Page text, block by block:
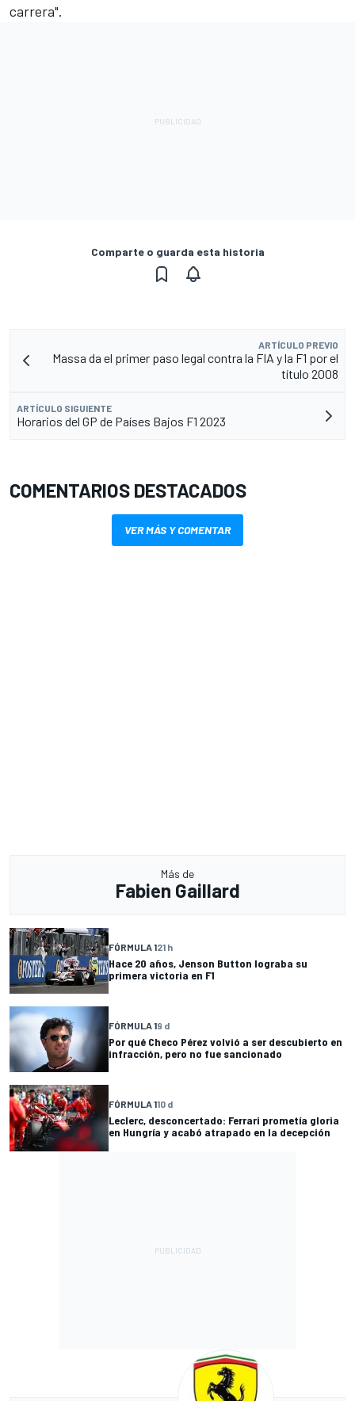
carrera".
Comparte o guarda esta historia
ARTÍCULO PREVIO
Massa da el primer paso legal contra la FIA y la F1 por el
título 2008
ARTÍCULO SIGUIENTE
Horarios del GP de Países Bajos F1 2023
COMENTARIOS DESTACADOS
VER MÁS Y COMENTAR
Más de
Fabien Gaillard
FÓRMULA 121 h
Hace 20 años, Jenson Button lograba su
primera victoria en F1
FÓRMULA 19 d
Por qué Checo Pérez volvió a ser descubierto en
infracción, pero no fue sancionado
FÓRMULA 110 d
Leclerc, desconcertado: Ferrari prometía gloria
en Hungría y acabó atrapado en la decepción